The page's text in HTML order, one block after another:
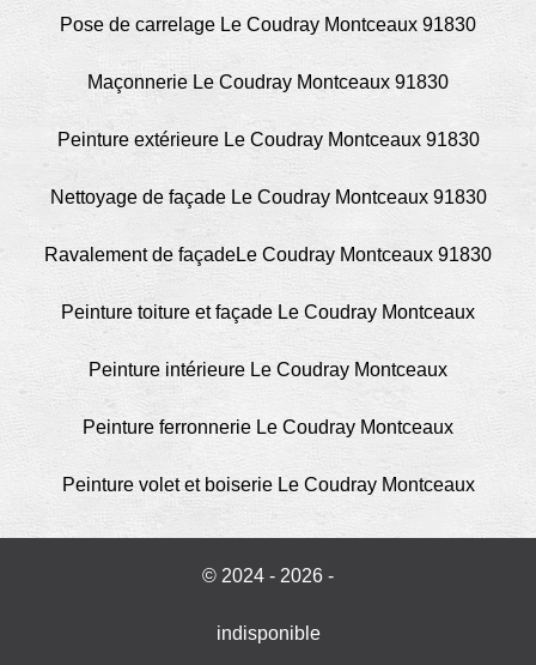
Pose de carrelage Le Coudray Montceaux 91830
Maçonnerie Le Coudray Montceaux 91830
Peinture extérieure Le Coudray Montceaux 91830
Nettoyage de façade Le Coudray Montceaux 91830
Ravalement de façadeLe Coudray Montceaux 91830
Peinture toiture et façade Le Coudray Montceaux
Peinture intérieure Le Coudray Montceaux
Peinture ferronnerie Le Coudray Montceaux
Peinture volet et boiserie Le Coudray Montceaux
© 2024 - 2026 -
indisponible